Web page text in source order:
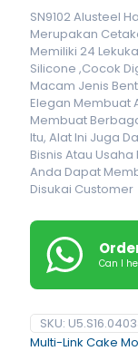
SN9102 Alusteel
Merupakan
Memiliki 24
Silicone ,Cocok
Macam Jenis
Elegan Membuat
Membuat
Itu, Alat Ini Juga
Bisnis Atau
Anda Dapat
Disukai Customer
Can I
SKU:
Multi-Link Cake